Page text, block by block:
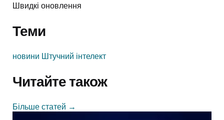
Швидкі оновлення
Теми
новини Штучний інтелект
Читайте також
Більше статей →